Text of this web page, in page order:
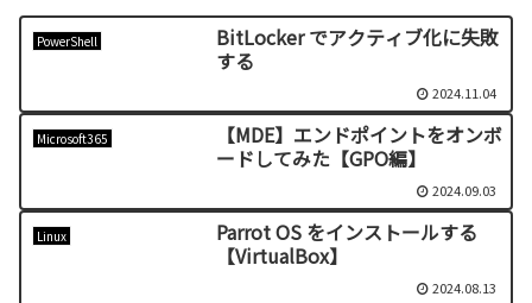
PowerShell
BitLocker でアクティブ化に失敗
する
2024.11.04
Microsoft365
【MDE】エンドポイントをオンボ
ードしてみた【GPO編】
2024.09.03
Linux
Parrot OS をインストールする
【VirtualBox】
2024.08.13